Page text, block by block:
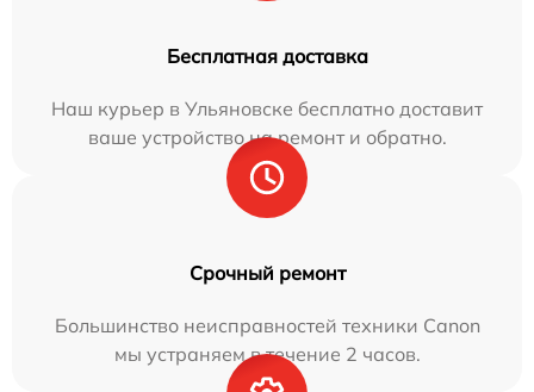
Бесплатная доставка
Наш курьер в Ульяновске бесплатно доставит
ваше устройство на ремонт и обратно.
Срочный ремонт
Большинство неисправностей техники Canon
мы устраняем в течение 2 часов.